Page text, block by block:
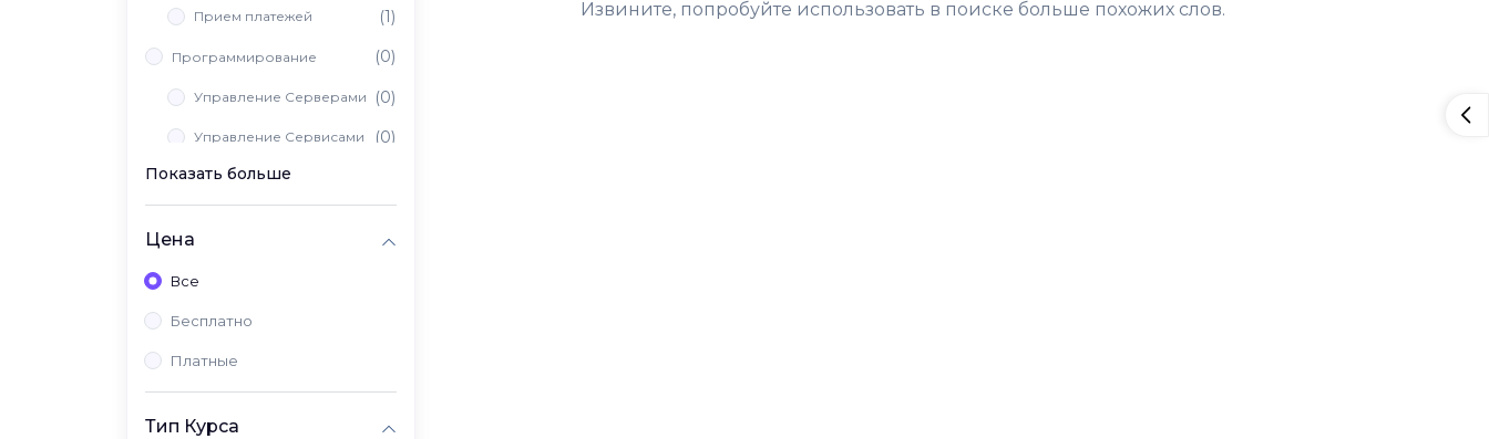
Прием платежей (1)
Программирование (0)
Управление Серверами (0)
Управление Сервисами (0)
Вайб Кодинг
Показать больше
Цена
Все
Бесплатно
Платные
Тип Курса
Извините, попробуйте использовать в поиске больше похожих слов.